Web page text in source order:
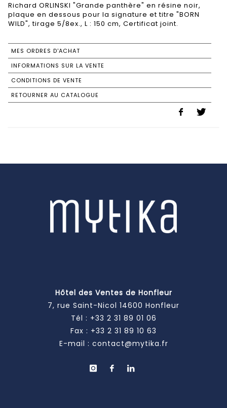
Richard ORLINSKI "Grande panthère" en résine noir,
plaque en dessous pour la signature et titre "BORN
WILD", tirage 5/8ex., L : 150 cm, Certificat joint.
MES ORDRES D'ACHAT
INFORMATIONS SUR LA VENTE
CONDITIONS DE VENTE
RETOURNER AU CATALOGUE
Hôtel des Ventes de Honfleur
7, rue Saint-Nicol 14600 Honfleur
Tél : +33 2 31 89 01 06
Fax : +33 2 31 89 10 63
E-mail : contact@mytika.fr